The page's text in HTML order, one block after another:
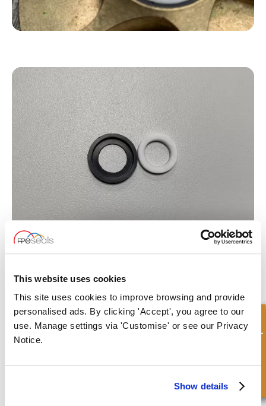
This website uses cookies
This site uses cookies to improve browsing and provide
personalised ads. By clicking 'Accept', you agree to our
use. Manage settings via 'Customise' or see our Privacy
Notice.
Show details
What to read next...
Haga clic para leer el artículo completo Consulta rápida